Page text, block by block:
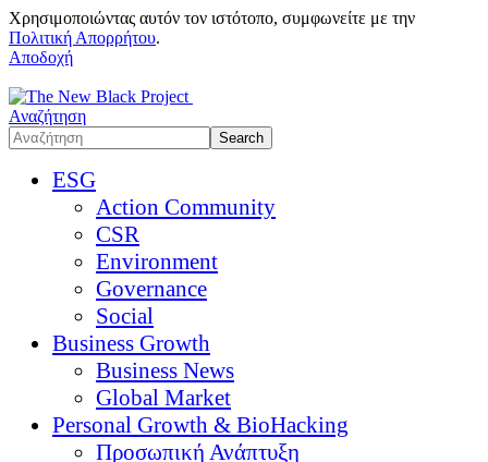
Χρησιμοποιώντας αυτόν τον ιστότοπο, συμφωνείτε με την
Πολιτική Απορρήτου.
Αποδοχή
Αναζήτηση
ESG
Action Community
CSR
Environment
Governance
Social
Business Growth
Business News
Global Market
Personal Growth & BioHacking
Προσωπική Ανάπτυξη